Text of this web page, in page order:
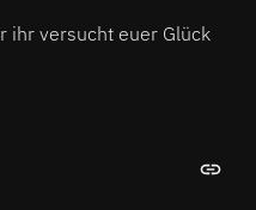
ihr versucht euer Glück